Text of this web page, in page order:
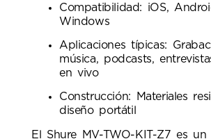
Compatibilidad: iOS,
Windows
Aplicaciones típicas:
música, podcasts,
en vivo
Construcción: Materiales
diseño portátil
El Shure MV-TWO-KIT-Z7 es un